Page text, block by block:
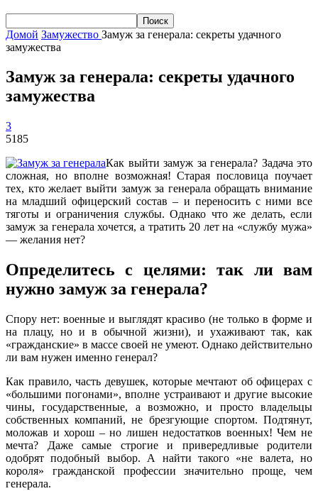
Домой Замужество Замуж за генерала: секреты удачного
замужества
Замуж за генерала: секреты удачного
замужества
3
5185
Как выйти замуж за генерала? Задача это
сложная, но вполне возможная! Старая пословица поучает
тех, кто желает выйти замуж за генерала обращать внимание
на младший офицерский состав – и переносить с ними все
тяготы и ограничения службы. Однако что же делать, если
замуж за генерала хочется, а тратить 20 лет на «службу мужа»
— желания нет?
Определитесь с целями: так ли вам
нужно замуж за генерала?
Спору нет: военные и выглядят красиво (не только в форме и
на плацу, но и в обычной жизни), и ухаживают так, как
«гражданские» в массе своей не умеют. Однако действительно
ли вам нужен именно генерал?
Как правило, часть девушек, которые мечтают об офицерах с
«большими погонами», вполне устраивают и другие высокие
чины, государственные, а возможно, и просто владельцы
собственных компаний, не брезгующие спортом. Подтянут,
моложав и хорош – но лишен недостатков военных! Чем не
мечта? Даже самые строгие и привередливые родители
одобрят подобный выбор. А найти такого «не валета, но
короля» гражданской профессии значительно проще, чем
генерала.